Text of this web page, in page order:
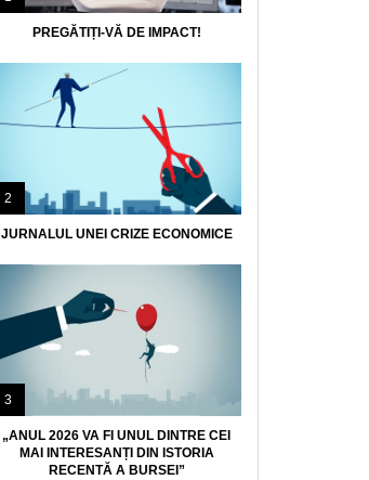
PREGĂTIȚI-VĂ DE IMPACT!
2
JURNALUL UNEI CRIZE ECONOMICE
3
„ANUL 2026 VA FI UNUL DINTRE CEI
MAI INTERESANȚI DIN ISTORIA
RECENTĂ A BURSEI”